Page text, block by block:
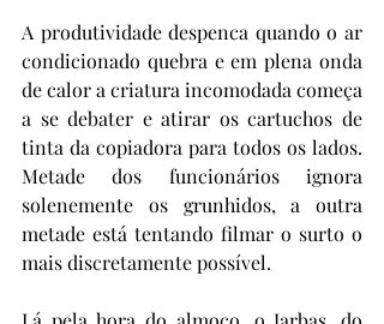
A produtividade despenca quando o ar
condicionado quebra e em plena onda
de calor a criatura incomodada começa
a se debater e atirar os cartuchos de
tinta da copiadora para todos os lados.
Metade dos funcionários ignora
solenemente os grunhidos, a outra
metade está tentando filmar o surto o
mais discretamente possível.